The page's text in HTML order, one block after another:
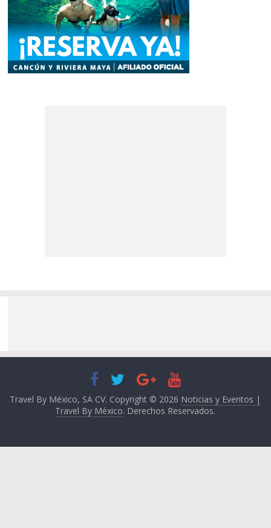
Travel By México, SA CV. Copyright © 2026 Noticias y Eventos |
Travel By México. Derechos Reservados.